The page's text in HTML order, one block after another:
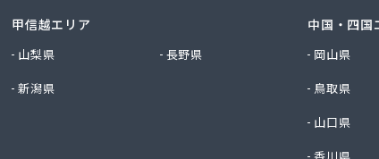
甲信越エリア
山梨県
長野県
新潟県
中国・四国
岡山県
鳥取県
山口県